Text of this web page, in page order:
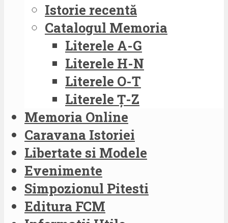
Istorie recentă
Catalogul Memoria
Literele A-G
Literele H-N
Literele O-T
Literele Ț-Z
Memoria Online
Caravana Istoriei
Libertate si Modele
Evenimente
Simpozionul Pitesti
Editura FCM